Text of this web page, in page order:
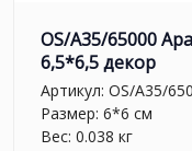
OS/A35/65000
6,5*6,5 декор
Артикул: OS/A35/
Размер: 6*6 см
Вес: 0.038 кг